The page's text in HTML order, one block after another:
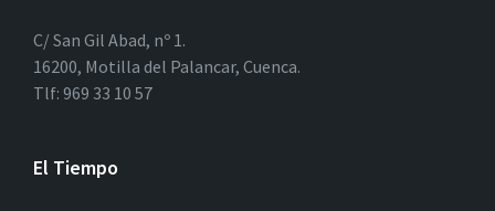
C/ San Gil Abad, nº 1.
16200, Motilla del Palancar, Cuenca.
Tlf: 969 33 10 57
El Tiempo